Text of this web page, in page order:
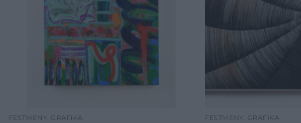
FESTMÉNY, GRAFIKA FESTMÉNY, GRAFIKA